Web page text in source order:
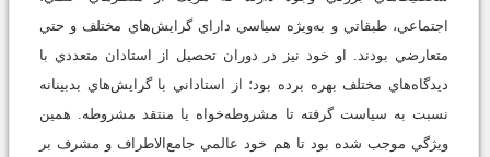
اجتماعي، طبقاتي و به‌ويژه سياسي داراي گرايش‌هاي مختلف و حتي
متعارضي بودند. او خود نيز در دوران تحصيل از استادان متعددي با
ديدگاه‌هاي مختلف بهره برده بود؛ از استاداني با گرايش‌هاي بدبينانه
نسبت به سياست گرفته تا مشروطه‌خواه يا منتقد مشروطه. همين
ويژگي موجب شده بود تا هم خود عالمي جامع‌الاطراف و مشرف بر